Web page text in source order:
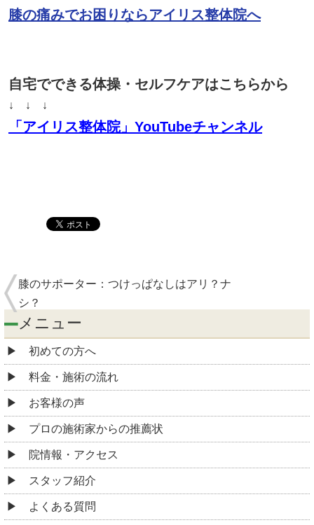
膝の痛みでお困りならアイリス整体院へ
自宅でできる体操・セルフケアはこちらから
↓ ↓ ↓
「アイリス整体院」YouTubeチャンネル
膝のサポーター：つけっぱなしはアリ？ナ
シ？
メニュー
初めての方へ
料金・施術の流れ
お客様の声
プロの施術家からの推薦状
院情報・アクセス
スタッフ紹介
よくある質問